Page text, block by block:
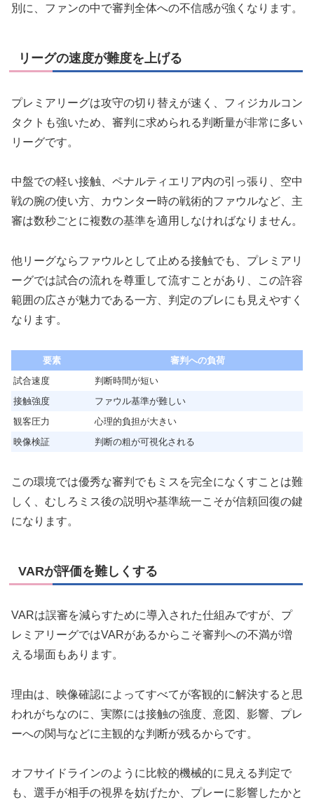
別に、ファンの中で審判全体への不信感が強くなります。
リーグの速度が難度を上げる
プレミアリーグは攻守の切り替えが速く、フィジカルコン
タクトも強いため、審判に求められる判断量が非常に多い
リーグです。
中盤での軽い接触、ペナルティエリア内の引っ張り、空中
戦の腕の使い方、カウンター時の戦術的ファウルなど、主
審は数秒ごとに複数の基準を適用しなければなりません。
他リーグならファウルとして止める接触でも、プレミアリ
ーグでは試合の流れを尊重して流すことがあり、この許容
範囲の広さが魅力である一方、判定のブレにも見えやすく
なります。
要素
審判への負荷
試合速度
判断時間が短い
接触強度
ファウル基準が難しい
観客圧力
心理的負担が大きい
映像検証
判断の粗が可視化される
この環境では優秀な審判でもミスを完全になくすことは難
しく、むしろミス後の説明や基準統一こそが信頼回復の鍵
になります。
VARが評価を難しくする
VARは誤審を減らすために導入された仕組みですが、プ
レミアリーグではVARがあるからこそ審判への不満が増
える場面もあります。
理由は、映像確認によってすべてが客観的に解決すると思
われがちなのに、実際には接触の強度、意図、影響、プレ
ーへの関与などに主観的な判断が残るからです。
オフサイドラインのように比較的機械的に見える判定で
も、選手が相手の視界を妨げたか、プレーに影響したかと